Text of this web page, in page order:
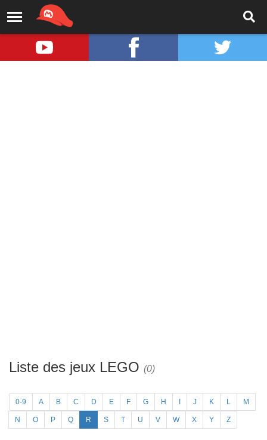
Liste des jeux LEGO (0)
0-9 A B C D E F G H J K L M
N O P Q R S T U V W X Y Z